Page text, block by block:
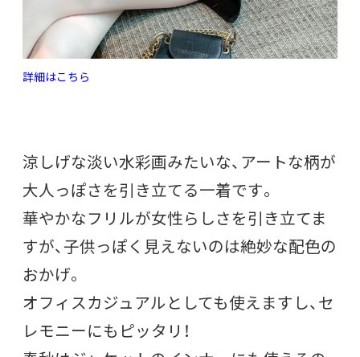
詳細はこちら
涼しげな淡い水彩画みたいな、アートな柄が
大人っぽさを引き立てる一着です。
華やかなフリルが女性らしさを引き立てま
すが、子供っぽく見えないのは絶妙な配色の
おかげ。
オフィスカジュアルとしても使えますし、セ
レモニーにもピッタリ！